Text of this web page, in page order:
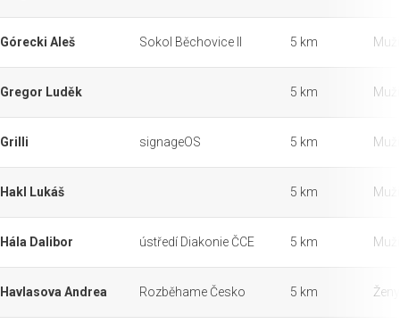
Górecki Aleš Sokol Běchovice II 5 km Muži
Gregor Luděk 5 km Muži
Grilli signageOS 5 km Muži
Hakl Lukáš 5 km Muži
Hála Dalibor ústředí Diakonie ČCE 5 km Muži
Havlasova Andrea Rozběhame Česko 5 km Ženy